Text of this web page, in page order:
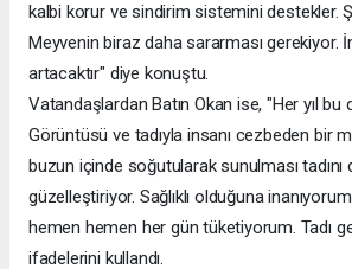
kalbi korur ve sindirim sistemini destekler.
Meyvenin biraz daha sararması gerekiyor.
artacaktır" diye konuştu.
Vatandaşlardan Batın Okan ise, "Her yıl bu
Görüntüsü ve tadıyla insanı cezbeden bir
buzun içinde soğutularak sunulması tadını
güzelleştiriyor. Sağlıklı olduğuna
hemen hemen her gün tüketiyorum. Tadı
ifadelerini kullandı.